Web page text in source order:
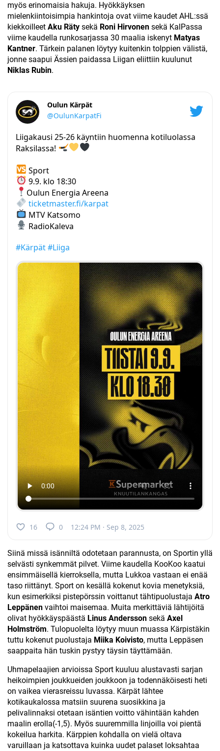
myös erinomaisia hakuja. Hyökkäyksen
mielenkiintoisimpia hankintoja ovat viime kaudet AHL:ssä
kiekkoilleet Aku Räty sekä Roni Hirvonen sekä KalPassa
viime kaudella runkosarjassa 30 maalia iskenyt Matyas
Kantner. Tärkein palanen löytyy kuitenkin tolppien välistä,
jonne saapui Ässien paidassa Liigan eliittiin kuulunut
Niklas Rubin.
Oulun Kärpät
@OulunKarpatFi
Liigakausi 25-26 käyntiin huomenna kotiluolassa
Raksilassa!
Sport
9.9. klo 18:30
Oulun Energia Areena
ticketmaster.fi/karpat
MTV Katsomo
RadioKaleva
#Kärpät#Liiga
16 0 12:24 PM · Sep 8, 2025
Siinä missä isänniltä odotetaan parannusta, on Sportin yllä
selvästi synkemmät pilvet. Viime kaudella KooKoo kaatui
ensimmäisellä kierroksella, mutta Lukkoa vastaan ei enää
taso riittänyt. Sport on kesällä kokenut kovia menetyksiä,
kun esimerkiksi pistepörssin voittanut tähtipuolustaja Atro
Leppänen vaihtoi maisemaa. Muita merkittäviä lähtijöitä
olivat hyökkäyspäästä Linus Andersson sekä Axel
Holmström. Tulopuolelta löytyy muun muassa Kärpistäkin
tuttu kokenut puolustaja Miika Koivisto, mutta Leppäsen
saappaita hän tuskin pystyy täysin täyttämään.
Uhmapelaajien arvioissa Sport kuuluu alustavasti sarjan
heikoimpien joukkueiden joukkoon ja todennäköisesti heti
on vaikea vierasreissu luvassa. Kärpät lähtee
kotikaukalossa matsiin suurena suosikkina ja
pelivalinnaksi otetaan isäntien voitto vähintään kahden
maalin erolla(-1,5). Myös suuremmilla linjoilla voi pientä
kokeilua harkita. Kärppien kohdalla on vielä oltava
varuillaan ja katsottava kuinka uudet palaset loksahtaa